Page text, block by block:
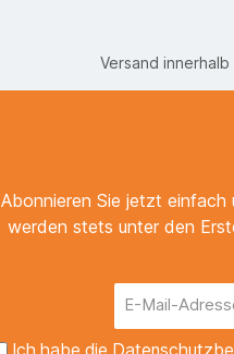
Versand
Abonnieren Sie jetzt einfach
werden stets unter den